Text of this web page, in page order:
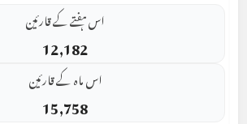
اس ہفتے کے قارئین
12,182
اس ماہ کے قارئین
15,758